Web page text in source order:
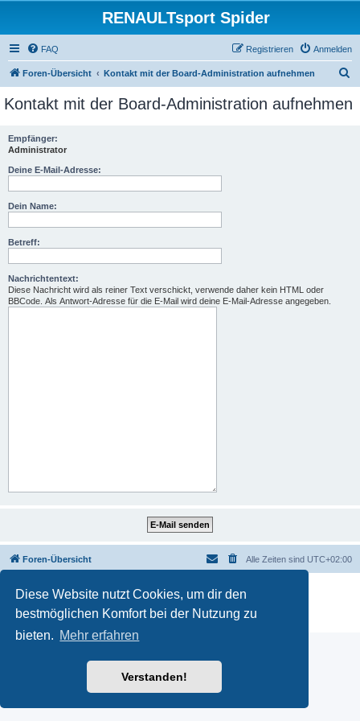
Diese Website nutzt Cookies, um dir den
bestmöglichen Komfort bei der Nutzung zu
bieten. Mehr erfahren
Verstanden!
RENAULTsport Spider
FAQ Anmelden
Registrieren
Foren-Übersicht Kontakt mit der Board-Administration aufnehmen
c
Kontakt mit der Board-Administration aufnehmen
Empfänger:
Administrator
Deine E-Mail-Adresse:
Dein Name:
Betreff:
Nachrichtentext:
Diese Nachricht wird als reiner Text verschickt, verwende daher kein HTML oder
BBCode. Als Antwort-Adresse für die E-Mail wird deine E-Mail-Adresse angegeben.
Foren-Übersicht Alle Zeiten sind UTC+02:00
Powered by phpBB
® Forum Software © phpBB Limited
Deutsche Übersetzung durch
Datenschutz|Nutzungsbedingungen